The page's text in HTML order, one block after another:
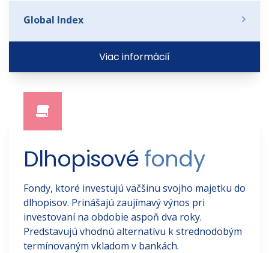
Global Index
Viac informácií
Dlhopisové fondy
Fondy, ktoré investujú väčšinu svojho majetku do
dlhopisov. Prinášajú zaujímavý výnos pri
investovaní na obdobie aspoň dva roky.
Predstavujú vhodnú alternatívu k strednodobým
termínovaným vkladom v bankách.